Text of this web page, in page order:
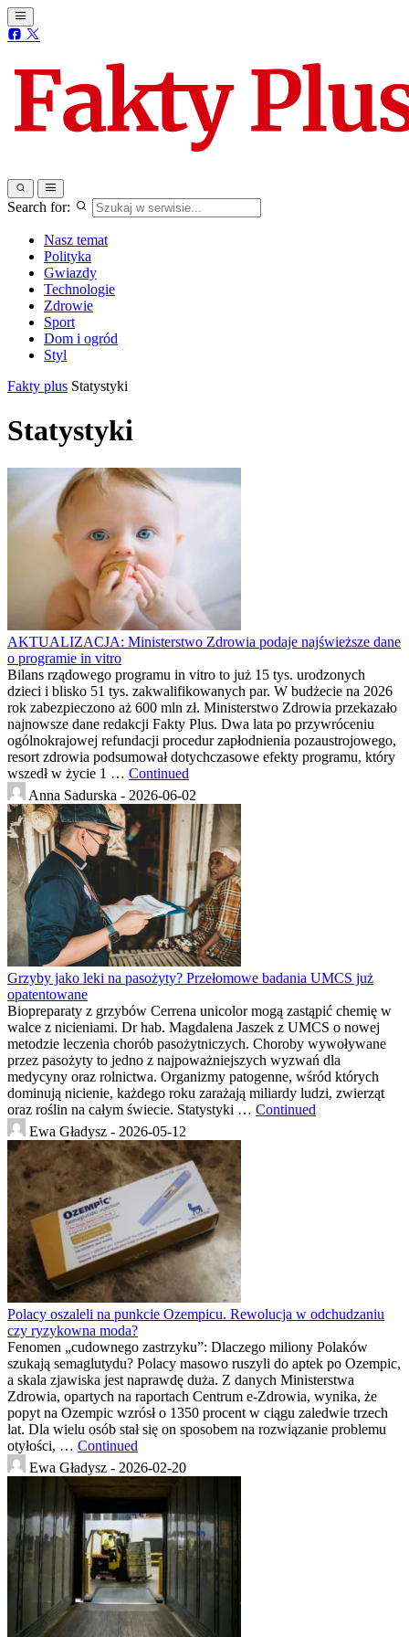
Search for:
Nasz temat
Polityka
Gwiazdy
Technologie
Zdrowie
Sport
Dom i ogród
Styl
Fakty plus Statystyki
Statystyki
AKTUALIZACJA: Ministerstwo Zdrowia podaje najświeższe dane
o programie in vitro
Bilans rządowego programu in vitro to już 15 tys. urodzonych
dzieci i blisko 51 tys. zakwalifikowanych par. W budżecie na 2026
rok zabezpieczono aż 600 mln zł. Ministerstwo Zdrowia przekazało
najnowsze dane redakcji Fakty Plus. Dwa lata po przywróceniu
ogólnokrajowej refundacji procedur zapłodnienia pozaustrojowego,
resort zdrowia podsumował dotychczasowe efekty programu, który
wszedł w życie 1 … Continued
Anna Sadurska - 2026-06-02
Grzyby jako leki na pasożyty? Przełomowe badania UMCS już
opatentowane
Biopreparaty z grzybów Cerrena unicolor mogą zastąpić chemię w
walce z nicieniami. Dr hab. Magdalena Jaszek z UMCS o nowej
metodzie leczenia chorób pasożytniczych. Choroby wywoływane
przez pasożyty to jedno z najpoważniejszych wyzwań dla
medycyny oraz rolnictwa. Organizmy patogenne, wśród których
dominują nicienie, każdego roku zarażają miliardy ludzi, zwierząt
oraz roślin na całym świecie. Statystyki … Continued
Ewa Gładysz - 2026-05-12
Polacy oszaleli na punkcie Ozempicu. Rewolucja w odchudzaniu
czy ryzykowna moda?
Fenomen „cudownego zastrzyku”: Dlaczego miliony Polaków
szukają semaglutydu? Polacy masowo ruszyli do aptek po Ozempic,
a skala zjawiska jest naprawdę duża. Z danych Ministerstwa
Zdrowia, opartych na raportach Centrum e-Zdrowia, wynika, że
popyt na Ozempic wzrósł o 1350 procent w ciągu zaledwie trzech
lat. Dla wielu osób stał się on sposobem na rozwiązanie problemu
otyłości, … Continued
Ewa Gładysz - 2026-02-20